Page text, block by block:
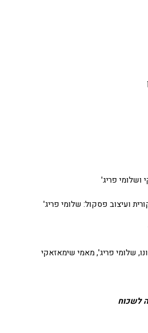
ושלומי פריג'
ועיצוב פסקול: שלומי פריג'
שלומי פריג', מאמי שימאזאקי
לשכוח